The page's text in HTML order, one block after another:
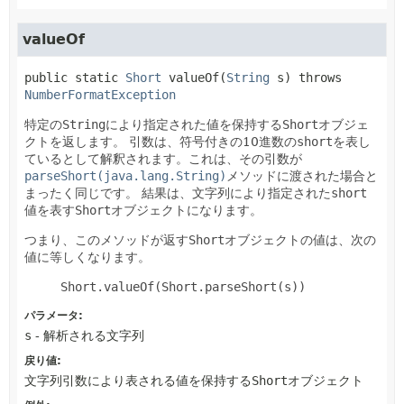
valueOf
public static Short valueOf(String s)
throws
NumberFormatException
特定のStringにより指定された値を保持するShortオブジェ
クトを返します。
引数は、符号付きの10進数のshortを表し
ているとして解釈されます。これは、その引数が
parseShort(java.lang.String) メソッドに渡された場合と
まったく同じです。
結果は、文字列により指定されたshort
値を表すShortオブジェクトになります。
つまり、このメソッドが返すShortオブジェクトの値は、次の
値に等しくなります。
Short.valueOf(Short.parseShort(s))
パラメータ:
s - 解析される文字列
戻り値:
文字列引数により表される値を保持するShortオブジェクト